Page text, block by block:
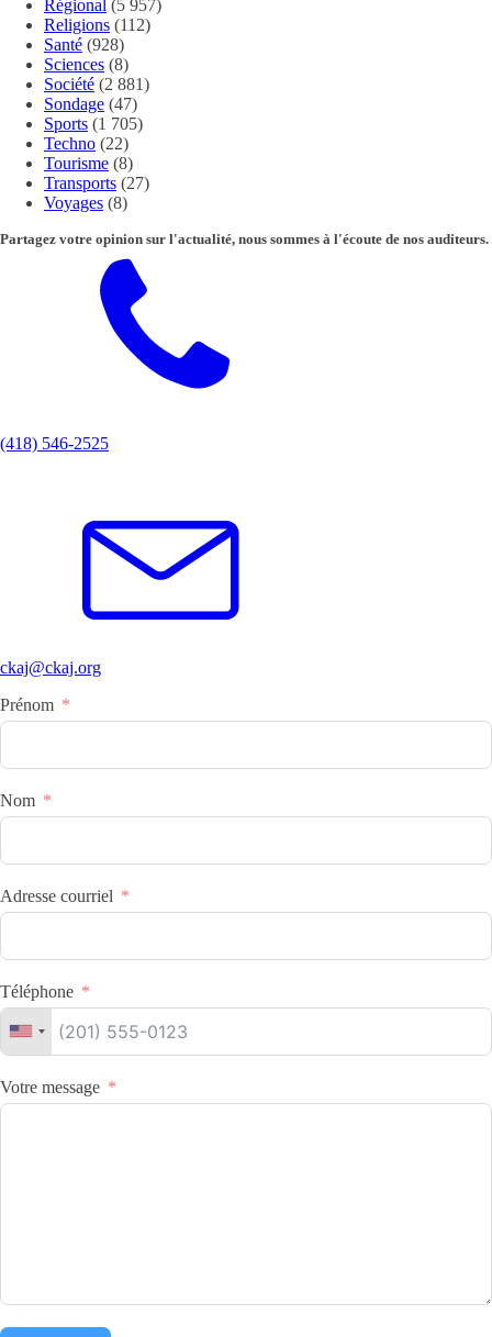
Régional (5 957)
Religions (112)
Santé (928)
Sciences (8)
Société (2 881)
Sondage (47)
Sports (1 705)
Techno (22)
Tourisme (8)
Transports (27)
Voyages (8)
Partagez votre opinion sur l'actualité, nous sommes à l'écoute de nos auditeurs.
(418) 546-2525
ckaj@ckaj.org
Prénom
Nom
Adresse courriel
Téléphone
Votre message